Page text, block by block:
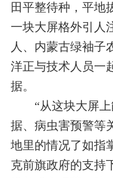
田平整待种，平地
一块大屏格外引人
人、内蒙古绿袖子
洋正与技术人员一
据。
“从这块大屏上
据、病虫害预警等
地里的情况了如指
克前旗政府的支持